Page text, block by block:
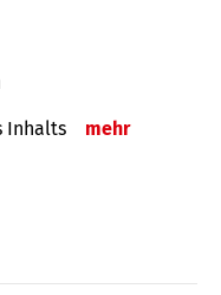
Inhalts mehr